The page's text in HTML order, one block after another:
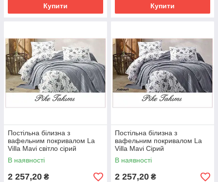
Купити Купити
Постільна білизна з
вафельним покривалом La
Villa Mavi світло сірий
В наявності
2 257,20 ₴
Постільна білизна з
вафельним покривалом La
Villa Mavi Сірий
В наявності
2 257,20 ₴